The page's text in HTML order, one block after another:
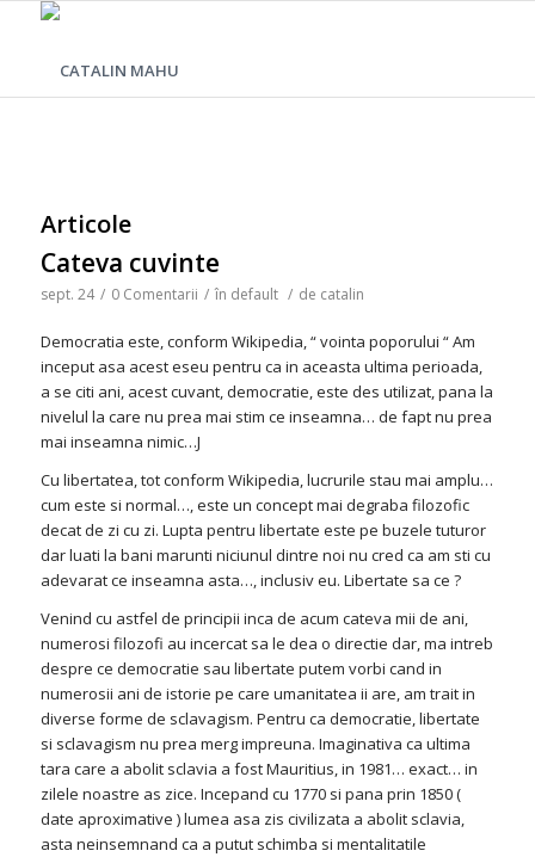
Articole
Cateva cuvinte
sept. 24 / 0 Comentarii / în default / de catalin
Democratia este, conform Wikipedia, “ vointa poporului “ Am
inceput asa acest eseu pentru ca in aceasta ultima perioada,
a se citi ani, acest cuvant, democratie, este des utilizat, pana la
nivelul la care nu prea mai stim ce inseamna… de fapt nu prea
mai inseamna nimic…J
Cu libertatea, tot conform Wikipedia, lucrurile stau mai amplu…
cum este si normal…, este un concept mai degraba filozofic
decat de zi cu zi. Lupta pentru libertate este pe buzele tuturor
dar luati la bani marunti niciunul dintre noi nu cred ca am sti cu
adevarat ce inseamna asta…, inclusiv eu. Libertate sa ce ?
Venind cu astfel de principii inca de acum cateva mii de ani,
numerosi filozofi au incercat sa le dea o directie dar, ma intreb
despre ce democratie sau libertate putem vorbi cand in
numerosii ani de istorie pe care umanitatea ii are, am trait in
diverse forme de sclavagism. Pentru ca democratie, libertate
si sclavagism nu prea merg impreuna. Imaginativa ca ultima
tara care a abolit sclavia a fost Mauritius, in 1981… exact… in
zilele noastre as zice. Incepand cu 1770 si pana prin 1850 (
date aproximative ) lumea asa zis civilizata a abolit sclavia,
asta neinsemnand ca a putut schimba si mentalitatile